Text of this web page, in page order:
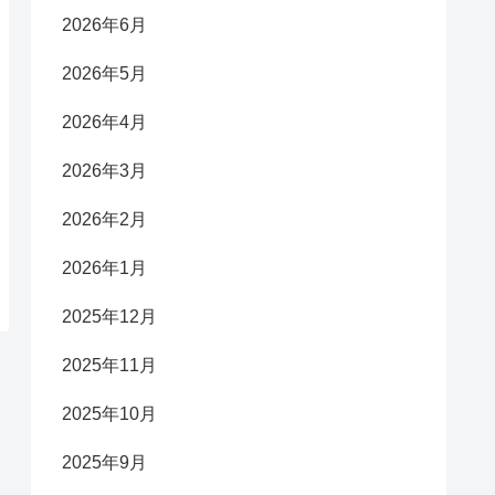
2026年6月
2026年5月
2026年4月
2026年3月
2026年2月
2026年1月
2025年12月
2025年11月
2025年10月
2025年9月